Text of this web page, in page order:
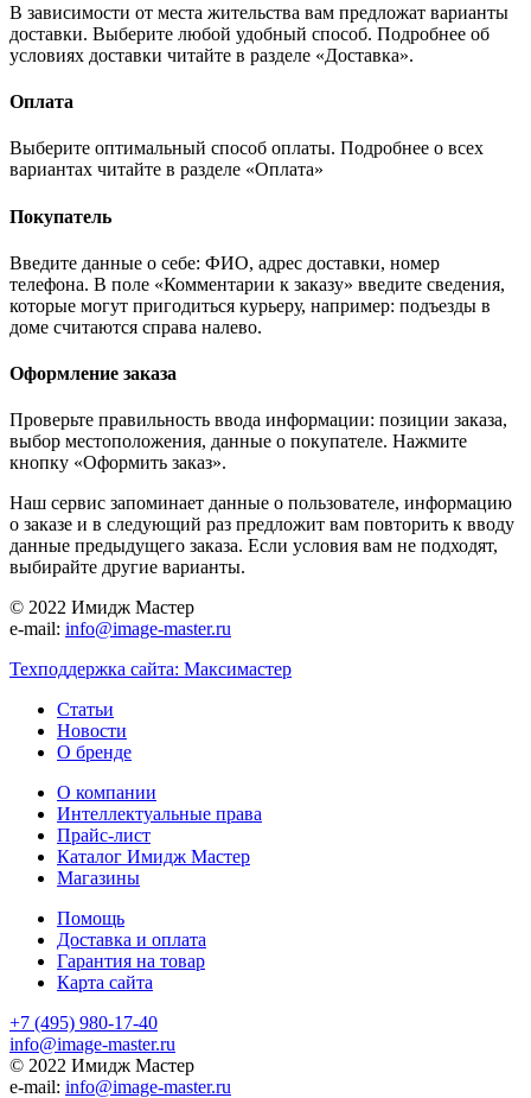
В зависимости от места жительства вам предложат варианты
доставки. Выберите любой удобный способ. Подробнее об
условиях доставки читайте в разделе «Доставка».
Оплата
Выберите оптимальный способ оплаты. Подробнее о всех
вариантах читайте в разделе «Оплата»
Покупатель
Введите данные о себе: ФИО, адрес доставки, номер
телефона. В поле «Комментарии к заказу» введите сведения,
которые могут пригодиться курьеру, например: подъезды в
доме считаются справа налево.
Оформление заказа
Проверьте правильность ввода информации: позиции заказа,
выбор местоположения, данные о покупателе. Нажмите
кнопку «Оформить заказ».
Наш сервис запоминает данные о пользователе, информацию
о заказе и в следующий раз предложит вам повторить к вводу
данные предыдущего заказа. Если условия вам не подходят,
выбирайте другие варианты.
© 2022 Имидж Мастер
e-mail: info@image-master.ru
Техподдержка сайта: Максимастер
Статьи
Новости
О бренде
О компании
Интеллектуальные права
Прайс-лист
Каталог Имидж Мастер
Магазины
Помощь
Доставка и оплата
Гарантия на товар
Карта сайта
+7 (495) 980-17-40
info@image-master.ru
© 2022 Имидж Мастер
e-mail: info@image-master.ru